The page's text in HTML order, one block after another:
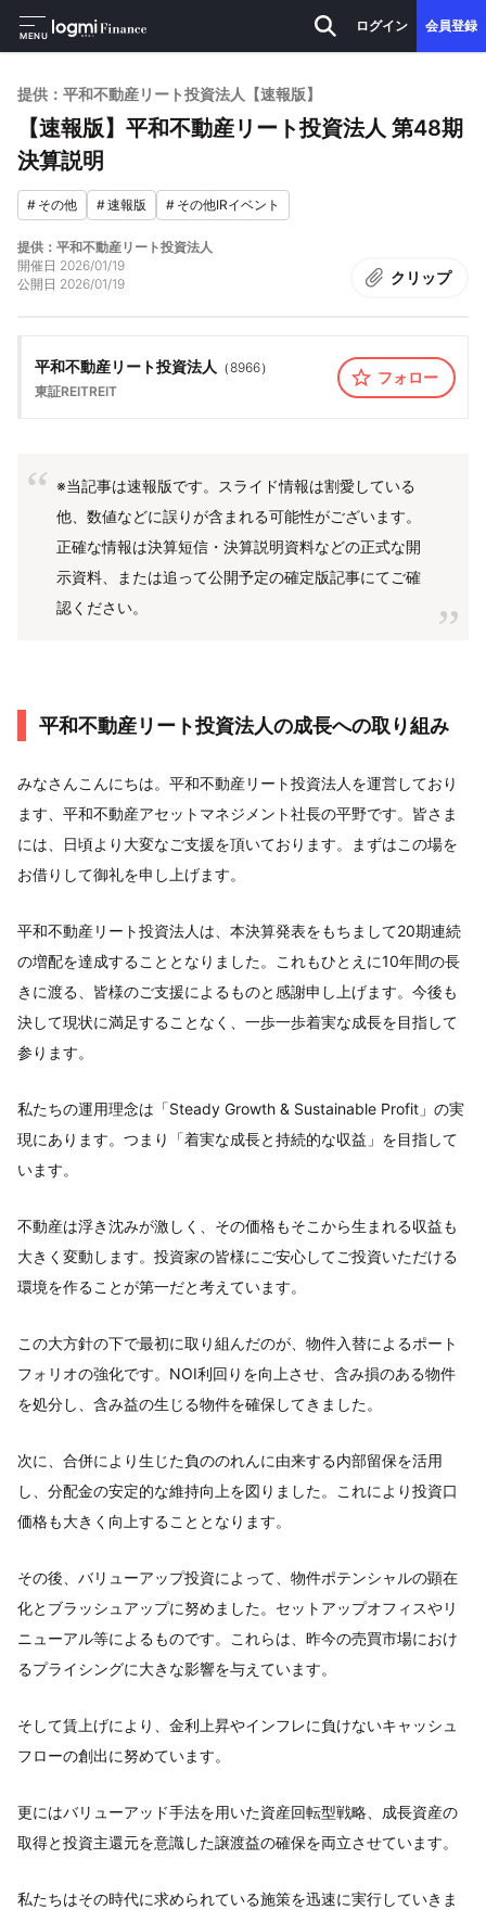
MENU
ログイン 会員登録
提供：平和不動産リート投資法人【速報版】
【速報版】平和不動産リート投資法人 第48期
決算説明
# その他 #速報版 # その他IRイベント
提供：平和不動産リート投資法人
開催日 2026/01/19
公開日 2026/01/19 クリップ
平和不動産リート投資法人 （8966）
東証REITREIT
フォロー
※当記事は速報版です。スライド情報は割愛している
他、数値などに誤りが含まれる可能性がございます。
正確な情報は決算短信・決算説明資料などの正式な開
示資料、または追って公開予定の確定版記事にてご確
認ください。
平和不動産リート投資法人の成長への取り組み
みなさんこんにちは。平和不動産リート投資法人を運営しており
ます、平和不動産アセットマネジメント社長の平野です。皆さま
には、日頃より大変なご支援を頂いております。まずはこの場を
お借りして御礼を申し上げます。
平和不動産リート投資法人は、本決算発表をもちまして20期連続
の増配を達成することとなりました。これもひとえに10年間の長
きに渡る、皆様のご支援によるものと感謝申し上げます。今後も
決して現状に満足することなく、一歩一歩着実な成長を目指して
参ります。
私たちの運用理念は「Steady Growth & Sustainable Profit」の実
現にあります。つまり「着実な成長と持続的な収益」を目指して
います。
不動産は浮き沈みが激しく、その価格もそこから生まれる収益も
大きく変動します。投資家の皆様にご安心してご投資いただける
環境を作ることが第一だと考えています。
この大方針の下で最初に取り組んだのが、物件入替によるポート
フォリオの強化です。NOI利回りを向上させ、含み損のある物件
を処分し、含み益の生じる物件を確保してきました。
次に、合併により生じた負ののれんに由来する内部留保を活用
し、分配金の安定的な維持向上を図りました。これにより投資口
価格も大きく向上することとなります。
その後、バリューアップ投資によって、物件ポテンシャルの顕在
化とブラッシュアップに努めました。セットアップオフィスやリ
ニューアル等によるものです。これらは、昨今の売買市場におけ
るプライシングに大きな影響を与えています。
そして賃上げにより、金利上昇やインフレに負けないキャッシュ
フローの創出に努めています。
更にはバリューアッド手法を用いた資産回転型戦略、成長資産の
取得と投資主還元を意識した譲渡益の確保を両立させています。
私たちはその時代に求められている施策を迅速に実行していきま